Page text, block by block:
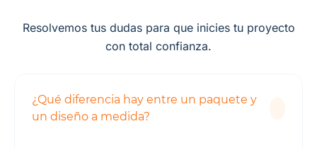
Resolvemos tus dudas para que inicies tu proyecto
con total confianza.
¿Qué diferencia hay entre un paquete y
un diseño a medida?